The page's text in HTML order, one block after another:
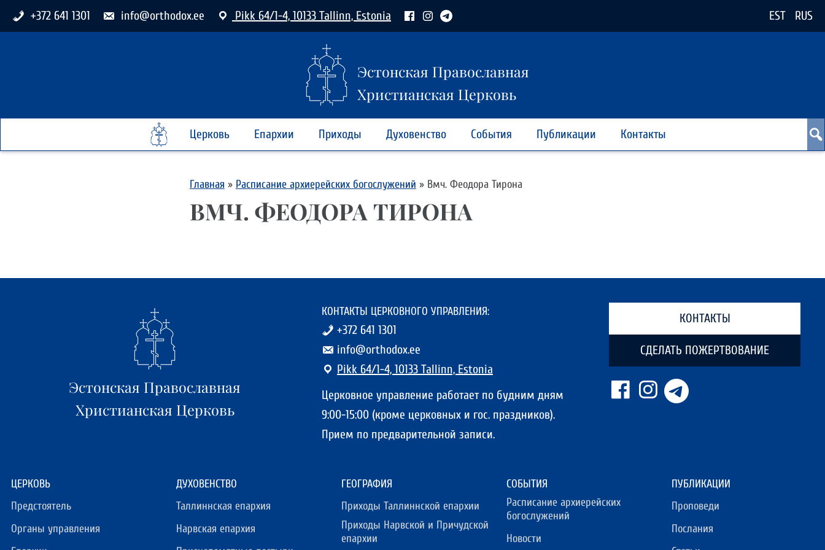
+372 641 1301 info@orthodox.ee Pikk 64/1-4, 10133 Tallinn, Estonia EST RUS
Эстонская Православная
Христианская Церковь
Церковь Епархии Приходы Духовенство События Публикации Контакты
Главная » Расписание архиерейских богослужений » Вмч. Феодора Тирона
ВМЧ. ФЕОДОРА ТИРОНА
Эстонская Православная
Христианская Церковь
КОНТАКТЫ ЦЕРКОВНОГО УПРАВЛЕНИЯ:
+372 641 1301
info@orthodox.ee
Pikk 64/1-4, 10133 Tallinn, Estonia
Церковное управление работает по будним дням
9:00-15:00 (кроме церковных и гос. праздников).
Прием по предварительной записи.
КОНТАКТЫ
СДЕЛАТЬ ПОЖЕРТВОВАНИЕ
ЦЕРКОВЬ
Предстоятель
Органы управления
ДУХОВЕНСТВО
Таллиннская епархия
Нарвская епархия
ГЕОГРАФИЯ
Приходы Таллиннской епархии
Приходы Нарвской и Причудской
епархии
СОБЫТИЯ
Расписание архиерейских
богослужений
Новости
ПУБЛИКАЦИИ
Проповеди
Послания